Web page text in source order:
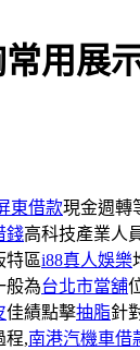
用展
東借款現金週轉
錢高科技產業人
特區i88真人娛樂
般為台北市當舖
佳績點擊抽脂針
程,南港汽機車借